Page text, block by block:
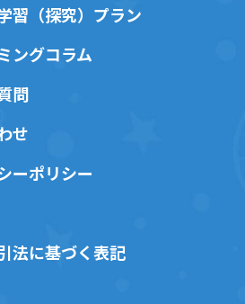
習（探究）プラン
ングコラム
問
せ
ーポリシー
法に基づく表記